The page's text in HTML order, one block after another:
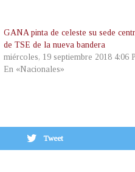
GANA pinta de celeste su sede
de TSE de la nueva bandera
miércoles, 19 septiembre 2018 4:06
En «Nacionales»
Tweet